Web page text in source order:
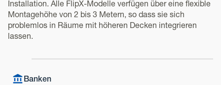
Installation. Alle FlipX-Modelle verfügen über eine flexible
Montagehöhe von 2 bis 3 Metern, so dass sie sich
problemlos in Räume mit höheren Decken integrieren
lassen.
Banken